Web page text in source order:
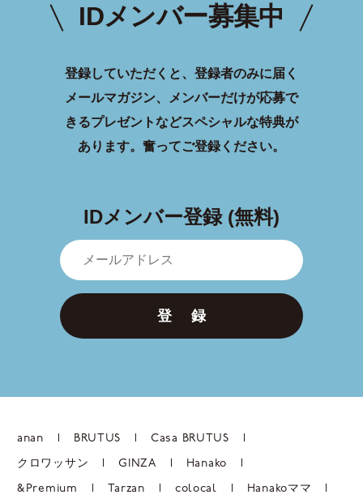
IDメンバー募集中
登録していただくと、登録者のみに届く
メールマガジン、メンバーだけが応募で
きるプレゼントなどスペシャルな特典が
あります。 奮ってご登録ください。
IDメンバー登録 (無料)
登 録
anan BRUTUS Casa BRUTUS
クロワッサン GINZA Hanako
&Premium Tarzan colocal Hanakoママ